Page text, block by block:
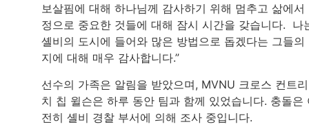
보살핌에 대해 하나님께 감사하기 위해 멈추고 삶에서
정으로 중요한 것들에 대해 잠시 시간을 갖습니다. 나
셸비의 도시에 들어와 많은 방법으로 돕겠다는 그들의
지에 대해 매우 감사합니다.”
선수의 가족은 알림을 받았으며, MVNU 크로스 컨트
치 칩 윌슨은 하루 동안 팀과 함께 있었습니다. 충돌은
전히 셸비 경찰 부서에 의해 조사 중입니다.